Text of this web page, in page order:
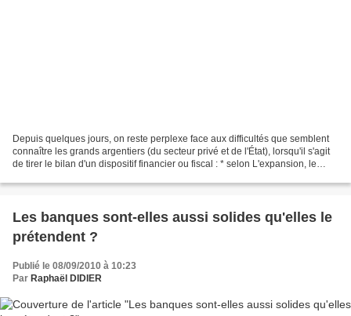
Depuis quelques jours, on reste perplexe face aux difficultés que semblent
connaître les grands argentiers (du secteur privé et de l'État), lorsqu'il s'agit
de tirer le bilan d'un dispositif financier ou fiscal : * selon L'expansion, le
Les banques sont-elles aussi solides qu'elles le
prétendent ?
Publié le 08/09/2010 à 10:23
Par Raphaël DIDIER